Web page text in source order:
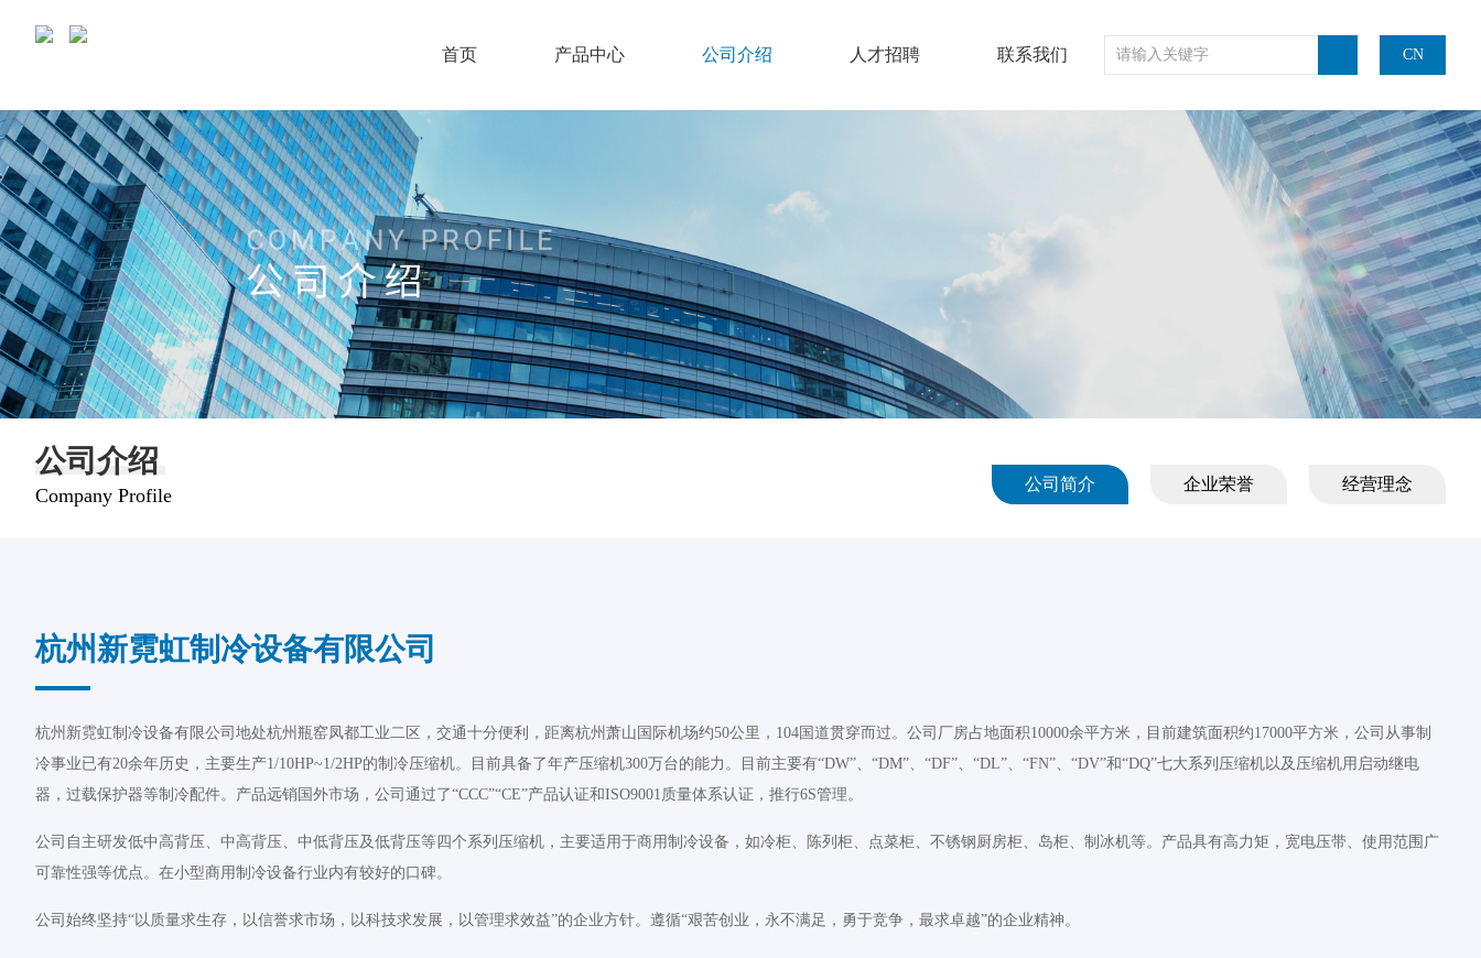
CN
首页 产品中心 公司介绍 人才招聘 联系我们
公司简介 企业荣誉 经营理念
公司介绍
Company Profile
杭州新霓虹制冷设备有限公司
杭州新霓虹制冷设备有限公司地处杭州瓶窑凤都工业二区，交通十分便利，距离杭州萧山国际机场约50公里，104国道贯穿而过。公司厂房占地面积10000余平方米，目前建筑面积约17000平方米，公司从事制
冷事业已有20余年历史，主要生产1/10HP~1/2HP的制冷压缩机。目前具备了年产压缩机300万台的能力。目前主要有“DW”、“DM”、“DF”、“DL”、“FN”、“DV”和“DQ”七大系列压缩机以及压缩机用启动继电
器，过载保护器等制冷配件。产品远销国外市场，公司通过了“CCC”“CE”产品认证和ISO9001质量体系认证，推行6S管理。
公司自主研发低中高背压、中高背压、中低背压及低背压等四个系列压缩机，主要适用于商用制冷设备，如冷柜、陈列柜、点菜柜、不锈钢厨房柜、岛柜、制冰机等。产品具有高力矩，宽电压带、使用范围广
可靠性强等优点。在小型商用制冷设备行业内有较好的口碑。
公司始终坚持“以质量求生存，以信誉求市场，以科技求发展，以管理求效益”的企业方针。遵循“艰苦创业，永不满足，勇于竞争，最求卓越”的企业精神。